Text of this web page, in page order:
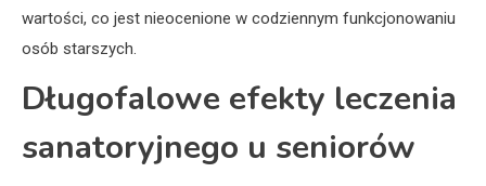
wartości, co jest nieocenione w codziennym funkcjonowaniu
osób starszych.
Długofalowe efekty leczenia
sanatoryjnego u seniorów